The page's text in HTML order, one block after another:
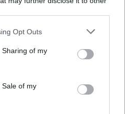
Opt Outs
of my
of my